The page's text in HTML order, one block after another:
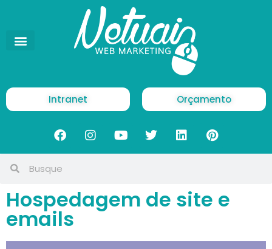
Intranet Orçamento
Hospedagem de site e
emails